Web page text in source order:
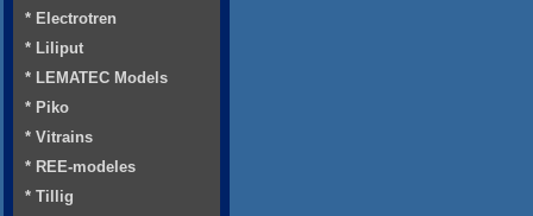
* Electrotren
* Liliput
* LEMATEC Models
* Piko
* Vitrains
* REE-modeles
* Tillig